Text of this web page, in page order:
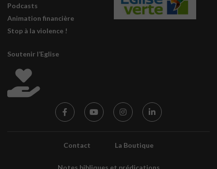
Podcasts
Animation financière
Stop à la violence !
Soutenir l’Eglise
Contact La Boutique
Notes bibliques et prédications